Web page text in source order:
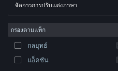
© Valve Corporation สงวนลิขสิทธิ์ เครื่องหมายการค้า
และประเทศอื่น
นโยบายความเป็นส่วนตัว
การช่วยการเข้าถึง|
Steam| การคืนเงิน
จัดการการปรับแต่งภาษา
กรองตามแท็ก
กลยุทธ์
แอ็คชัน